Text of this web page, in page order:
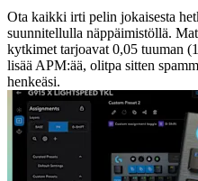
Ota kaikki irti pelin jokaisesta
suunnitellulla näppäimistöllä.
kytkimet tarjoavat 0,05 tuuman
lisää APM:ää, olitpa sitten
henkeäsi.